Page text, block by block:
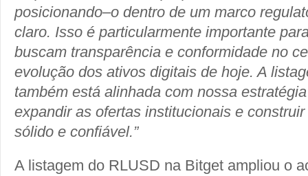
posicionando–o dentro de um marco
claro. Isso é particularmente importante
buscam transparência e conformidade no
evolução dos ativos digitais de hoje. A
também está alinhada com nossa
expandir as ofertas institucionais e
sólido e confiável.”
A listagem do RLUSD na Bitget ampliou o